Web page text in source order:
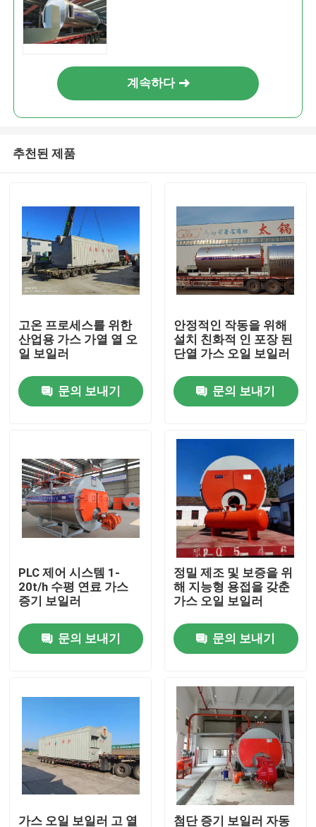
제품
화면
공장 여행
품질 관리
인용문을 요구하세요
가스 오일 보일러
계속하다
추천된 제품
고온 프로세스를 위한
산업용 가스 가열 열 오
일 보일러
문의 보내기
안정적인 작동을 위해
설치 친화적 인 포장 된
단열 가스 오일 보일러
문의 보내기
PLC 제어 시스템 1-
20t/h 수평 연료 가스
증기 보일러
문의 보내기
정밀 제조 및 보증을 위
해 지능형 용접을 갖춘
가스 오일 보일러
문의 보내기
가스 오일 보일러 고 열 첨단 증기 보일러 자동